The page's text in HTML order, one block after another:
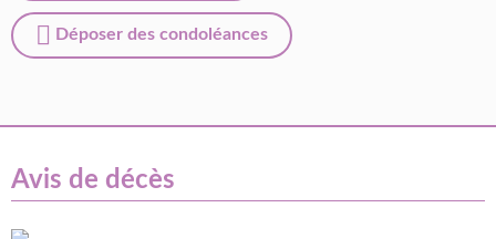
Déposer des condoléances
Avis de décès